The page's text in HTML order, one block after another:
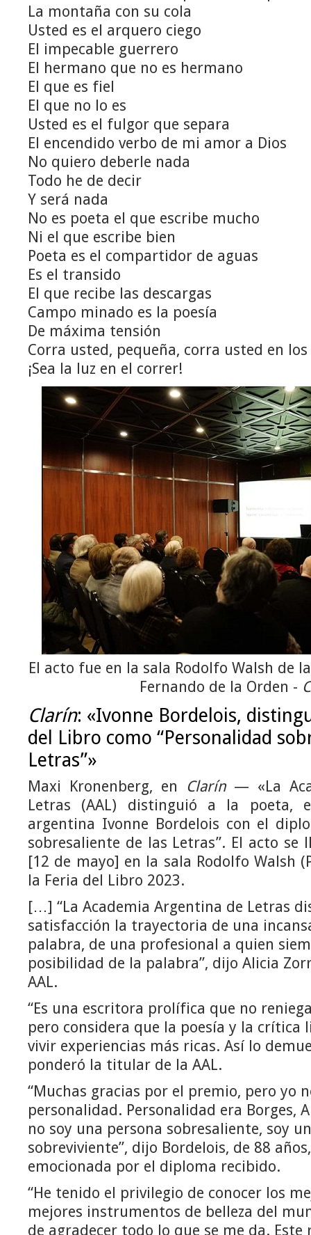
La montaña con su cola
Usted es el arquero ciego
El impecable guerrero
El hermano que no es hermano
El que es fiel
El que no lo es
Usted es el fulgor que separa
El encendido verbo de mi amor a Dios
No quiero deberle nada
Todo he de decir
Y será nada
No es poeta el que escribe mucho
Ni el que escribe bien
Poeta es el compartidor de aguas
Es el transido
El que recibe las descargas
Campo minado es la poesía
De máxima tensión
Corra usted, pequeña, corra usted en
¡Sea la luz en el correr!
El acto fue en la sala Rodolfo Walsh de
Fernando de la Orden -
Clarín: «Ivonne Bordelois,
del Libro como “Personalidad
Letras”»
Maxi Kronenberg, en Clarín— «La
Letras (AAL) distinguió a la poeta,
argentina Ivonne Bordelois con el
sobresaliente de las Letras”. El acto se
[12 de mayo] en la sala Rodolfo Walsh
la Feria del Libro 2023.
[…] “La Academia Argentina de Letras
satisfacción la trayectoria de una
palabra, de una profesional a quien
posibilidad de la palabra”, dijo Alicia
AAL.
“Es una escritora prolífica que no
pero considera que la poesía y la
vivir experiencias más ricas. Así lo
ponderó la titular de la AAL.
“Muchas gracias por el premio, pero yo
personalidad. Personalidad era Borges,
no soy una persona sobresaliente, soy
sobreviviente”, dijo Bordelois, de 88
emocionada por el diploma recibido.
“He tenido el privilegio de conocer los
mejores instrumentos de belleza del
de agradecer todo lo que se me da.